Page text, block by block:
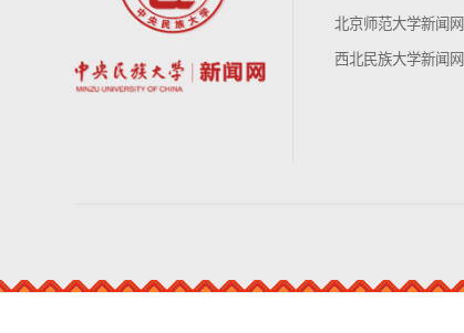
北京师范大学新闻网
西北民族大学新闻网